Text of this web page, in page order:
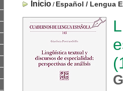
Inicio / Español / Lengua